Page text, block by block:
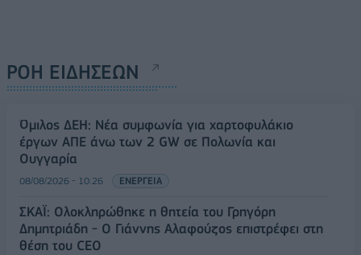
ΡΟΗ ΕΙΔΗΣΕΩΝ
Όμιλος ΔΕΗ: Νέα συμφωνία για χαρτοφυλάκιο
έργων ΑΠΕ άνω των 2 GW σε Πολωνία και
Ουγγαρία
08/08/2026 - 10:26 ΕΝΕΡΓΕΙΑ
ΣΚΑΪ: Ολοκληρώθηκε η θητεία του Γρηγόρη
Δημητριάδη - Ο Γιάννης Αλαφούζος επιστρέφει στη
θέση του CEO